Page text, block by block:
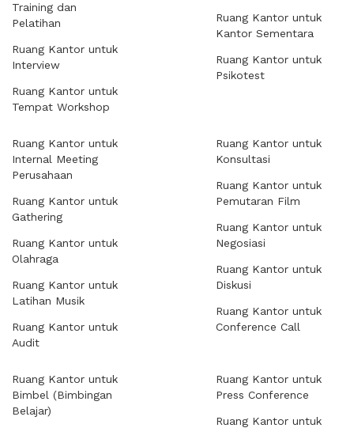
Training dan
Pelatihan
Ruang Kantor untuk
Interview
Ruang Kantor untuk
Tempat Workshop
Ruang Kantor untuk
Kantor Sementara
Ruang Kantor untuk
Psikotest
Ruang Kantor untuk
Internal Meeting
Perusahaan
Ruang Kantor untuk
Gathering
Ruang Kantor untuk
Olahraga
Ruang Kantor untuk
Latihan Musik
Ruang Kantor untuk
Audit
Ruang Kantor untuk
Konsultasi
Ruang Kantor untuk
Pemutaran Film
Ruang Kantor untuk
Negosiasi
Ruang Kantor untuk
Diskusi
Ruang Kantor untuk
Conference Call
Ruang Kantor untuk
Bimbel (Bimbingan
Belajar)
Ruang Kantor untuk
Press Conference
Ruang Kantor untuk